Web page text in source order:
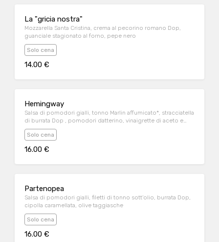
La "gricia nostra"
Mozzarella Santa Cristina, crema al pecorino romano Dop,
guanciale stagionato al forno, pepe nero
Solo cena
14.00 €
Hemingway
Salsa di pomodori gialli, tonno Marlin affumicato*, stracciatella
di burrata Dop , pomodori datterino, vinaigrette di aceto e
lime
Solo cena
16.00 €
Partenopea
Salsa di pomodori gialli, filetti di tonno sott’olio, burrata Dop,
cipolla caramellata, olive taggiasche
Solo cena
16.00 €